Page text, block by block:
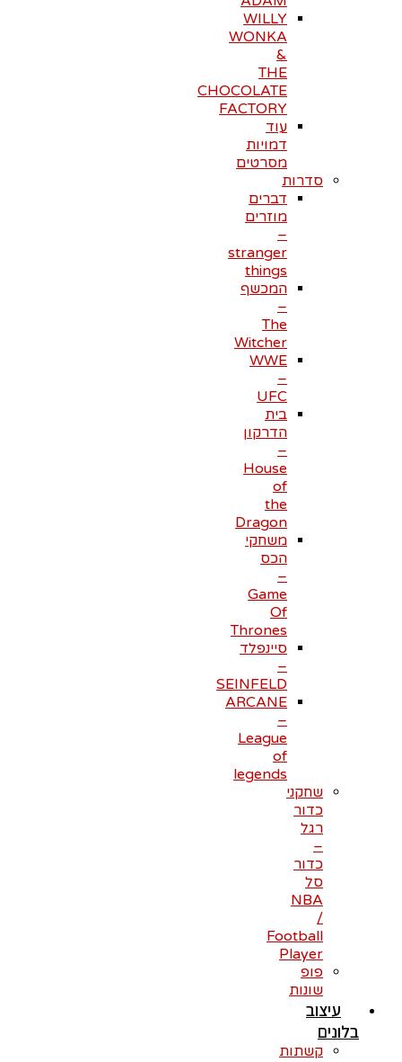
WILLY
WONKA
&
THE
CHOCOLATE
FACTORY
עוד
דמויות
מסרטים
סדרות
דברים
מוזרים
–
stranger
things
המכשף
–
The
Witcher
WWE
–
UFC
בית
הדרקון
–
House
of
the
Dragon
משחקי
הכס
–
Game
Of
Thrones
סיינפלד
–
SEINFELD
ARCANE
–
League
of
legends
שחקני
כדור
רגל
–
כדור
סל
NBA
/
Football
Player
פופ
שונות
עיצוב
בלונים
קשתות